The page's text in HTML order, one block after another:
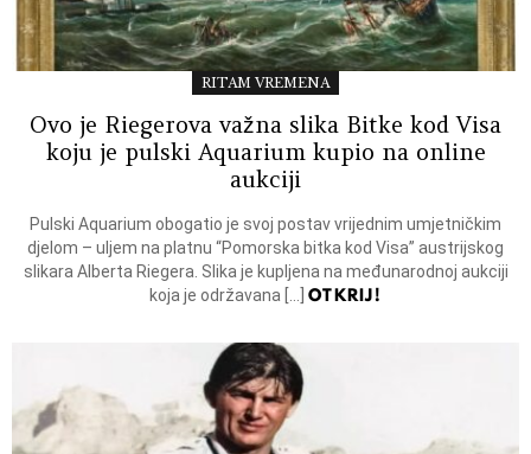
RITAM VREMENA
Ovo je Riegerova važna slika Bitke kod Visa
koju je pulski Aquarium kupio na online
aukciji
Pulski Aquarium obogatio je svoj postav vrijednim umjetničkim
djelom – uljem na platnu “Pomorska bitka kod Visa” austrijskog
slikara Alberta Riegera. Slika je kupljena na međunarodnoj aukciji
koja je održavana […] OTKRIJ!